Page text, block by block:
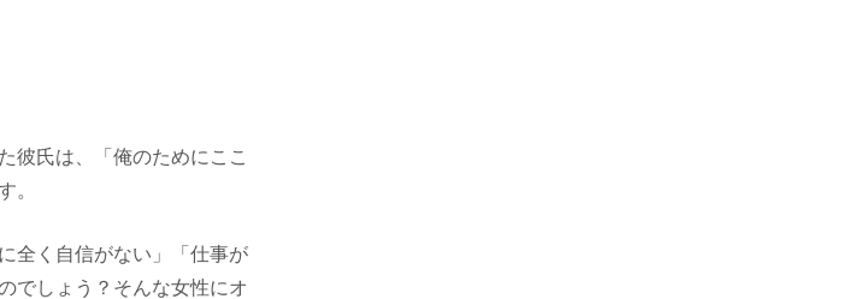
彼氏は、「俺のためにここ
。
全く自信がない」「仕事が
でしょう？そんな女性にオ